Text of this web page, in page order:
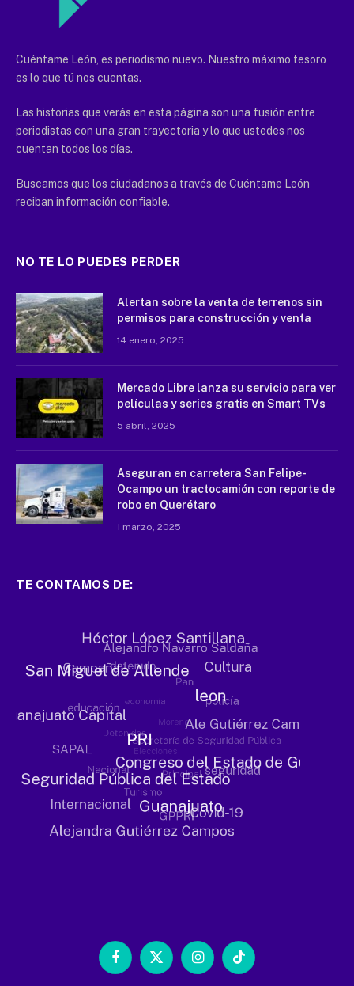
Cuéntame León, es periodismo nuevo. Nuestro máximo tesoro
es lo que tú nos cuentas.
Las historias que verás en esta página son una fusión entre
periodistas con una gran trayectoria y lo que ustedes nos
cuentan todos los días.
Buscamos que los ciudadanos a través de Cuéntame León
reciban información confiable.
NO TE LO PUEDES PERDER
Alertan sobre la venta de terrenos sin
permisos para construcción y venta
14 enero, 2025
Mercado Libre lanza su servicio para ver
películas y series gratis en Smart TVs
5 abril, 2025
Aseguran en carretera San Felipe-
Ocampo un tractocamión con reporte de
robo en Querétaro
1 marzo, 2025
TE CONTAMOS DE:
Facebook
X
InstagramTikTok